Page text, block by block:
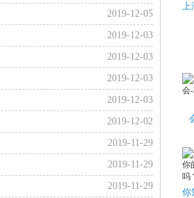
2019-12-05
2019-12-03
2019-12-03
2019-12-03
2019-12-03
2019-12-02
2019-11-29
2019-11-29
2019-11-29
上
你